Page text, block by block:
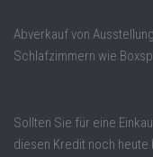
Abverkauf von
Schlafzimmern wie
Sollten Sie für eine
diesen Kredit noch heute